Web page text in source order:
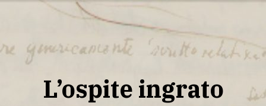
L’ospite ingrato